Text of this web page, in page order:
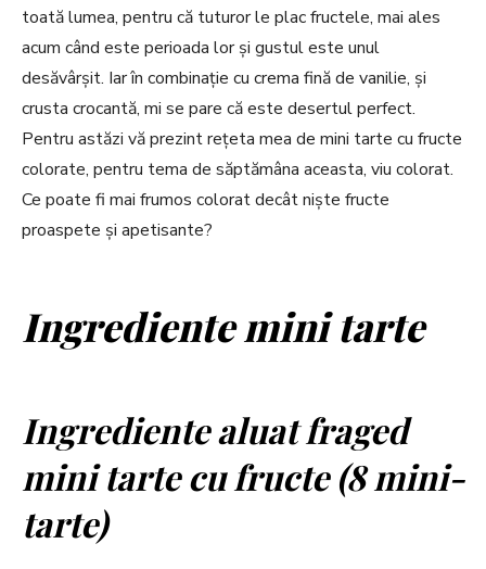
toată lumea, pentru că tuturor le plac fructele, mai ales
acum când este perioada lor și gustul este unul
desăvârșit. Iar în combinație cu crema fină de vanilie, și
crusta crocantă, mi se pare că este desertul perfect.
Pentru astăzi vă prezint rețeta mea de mini tarte cu fructe
colorate, pentru tema de săptămâna aceasta, viu colorat.
Ce poate fi mai frumos colorat decât niște fructe
proaspete și apetisante?
Ingrediente mini tarte
Ingrediente aluat fraged
mini tarte cu fructe (8 mini-
tarte)